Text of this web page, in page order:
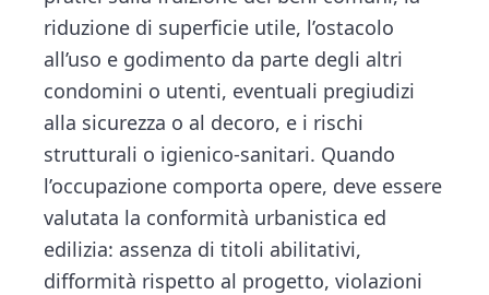
riduzione di superficie utile, l’ostacolo
all’uso e godimento da parte degli altri
condomini o utenti, eventuali pregiudizi
alla sicurezza o al decoro, e i rischi
strutturali o igienico‑sanitari. Quando
l’occupazione comporta opere, deve essere
valutata la conformità urbanistica ed
edilizia: assenza di titoli abilitativi,
difformità rispetto al progetto, violazioni